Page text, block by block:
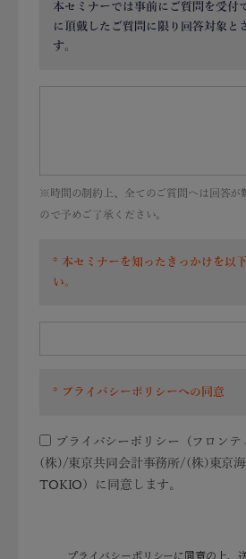
本セミナーでは事前にご質問を受
に頂戴したご質問に限り回答対象と
す。
※時間の制約上、全てのご質問へは回答が
ので予めご了承ください。
本セミナーを知ったきっかけを以
い。
プライバシーポリシーへの同意
プライバシーポリシー（フロンテ
(株)/東京共同会計事務所/(株)東京
TOKIO）に同意します。
プライバシーポリシーに同意の上、